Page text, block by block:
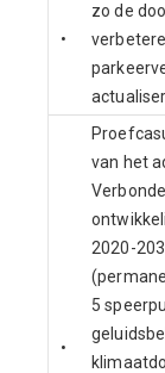
•
zo de
•
van het
2020-
5